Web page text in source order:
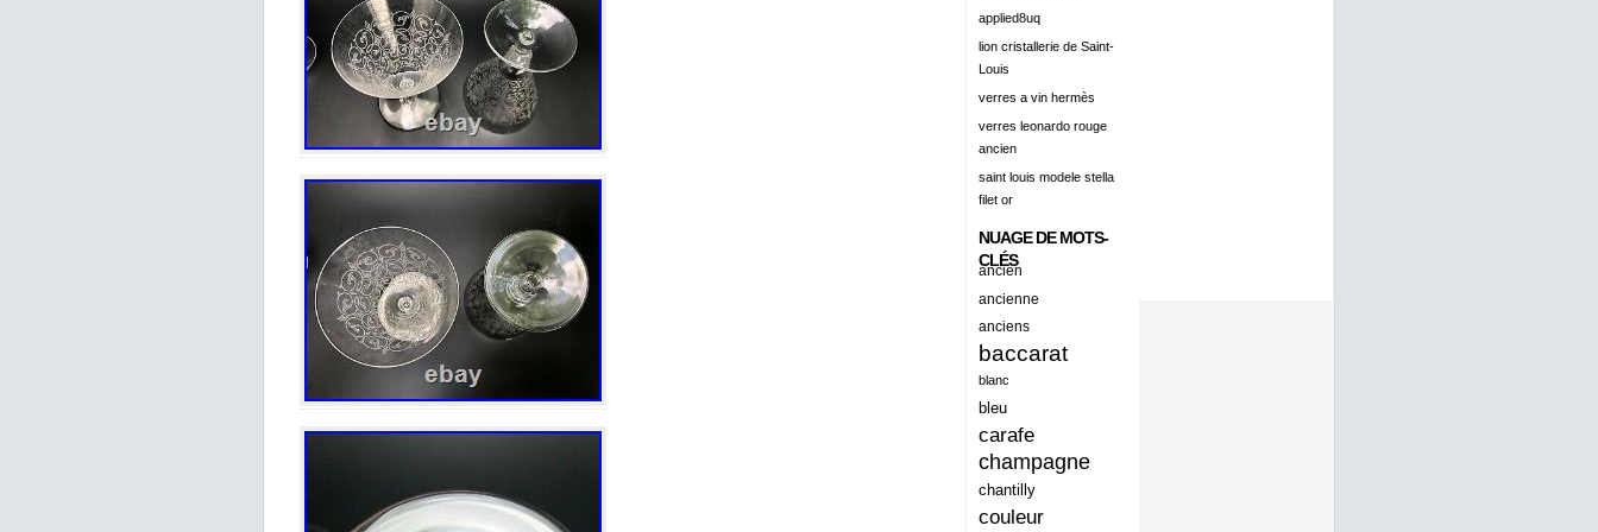
alisation
amazing
america
amiante
ancien
ancienes
ancienne
anciennes
anciens
ancient
anecdotes
applied8uq
lion cristallerie de Saint-
Louis
verres a vin hermès
verres leonardo rouge
ancien
saint louis modele stella
filet or
NUAGE DE MOTS-
CLÉS
ancien
ancienne
anciens
baccarat
blanc
bleu
carafe
champagne
chantilly
couleur